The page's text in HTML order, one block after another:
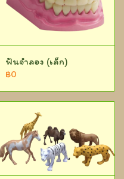
ฟันจำลอง (เล็ก)
฿0